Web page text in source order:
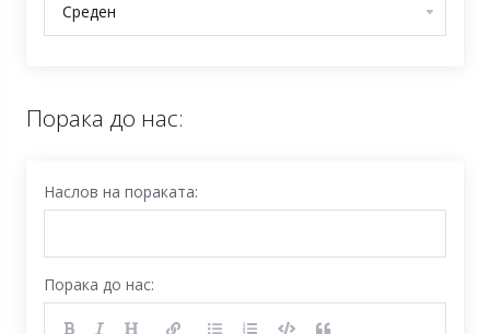
Порака до нас:
Наслов на пораката:
Порака до нас: